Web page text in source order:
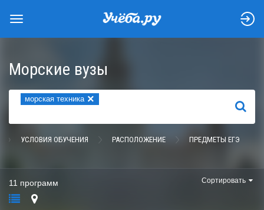
Морские вузы
морская техника ×
НАЙТИ
УСЛОВИЯ ОБУЧЕНИЯ РАСПОЛОЖЕНИЕ ПРЕДМЕТЫ ЕГЭ
11 программ Сортировать